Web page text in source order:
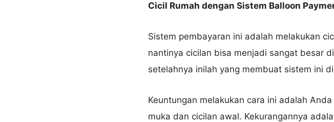
Cicil Rumah dengan Sistem Balloon
Sistem pembayaran ini adalah melakukan
nantinya cicilan bisa menjadi sangat besar
setelahnya inilah yang membuat sistem ini
Keuntungan melakukan cara ini adalah
muka dan cicilan awal. Kekurangannya